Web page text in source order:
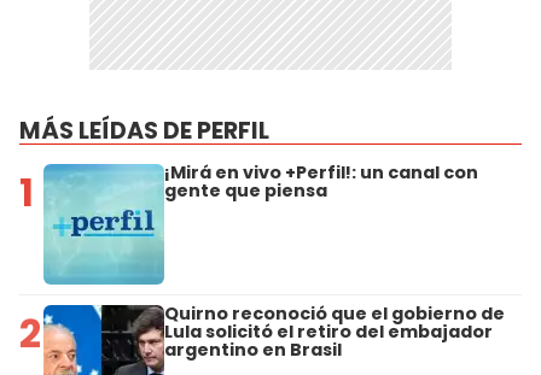
MÁS LEÍDAS DE PERFIL
1 ¡Mirá en vivo +Perfil!: un canal con
gente que piensa
2 Quirno reconoció que el gobierno de
Lula solicitó el retiro del embajador
argentino en Brasil